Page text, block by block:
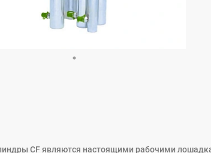
CF являются настоящими рабочими